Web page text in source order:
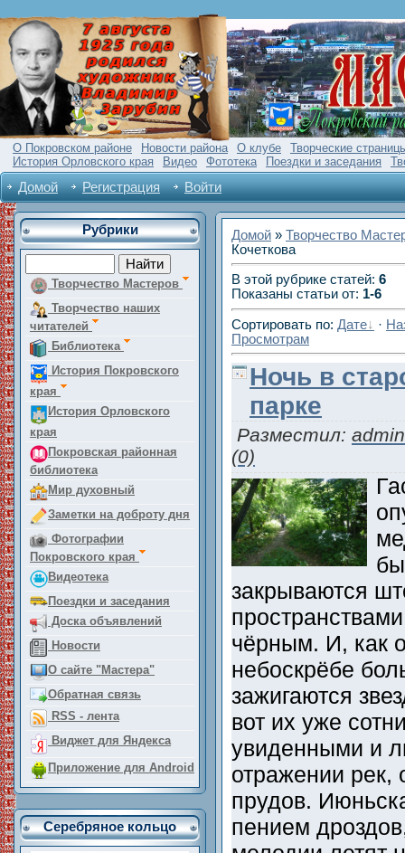
О Покровском районе Новости района О клубе
Творческие
История Орловского края
Видео Фототека Поездки и заседания
Домой Регистрация Войти
Рубрики
Творчество Мастеров
Творчество наших
читателей
Библиотека
История Покровского
края
История Орловского
края
Покровская районная
библиотека
Мир духовный
Заметки на доброту дня
Фотографии
Покровского края
Видеотека
Поездки и заседания
Доска объявлений
Новости
О сайте "Мастера"
Обратная связь
RSS - лента
Виджет для Яндекса
Приложение для Android
Серебряное кольцо
Домой » Творчество
Кочеткова
В этой рубрике статей: 6
Показаны статьи от: 1-6
Сортировать по: Дате ·
Просмотрам
Ночь в
парке
Разместил: admin
(0)
закрываются
чёрным. И, как
небоскрёбе
зажигаются
вот их уже
увиденными и
отражении рек,
прудов.
пением